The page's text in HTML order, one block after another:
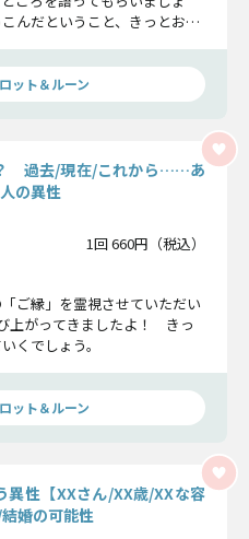
んだということ、きっとおわ
ット＆ルーン
過去/現在/これから……あ
の異性
1回 660円（税込）
ご縁」を霊視させていただい
上がってきましたよ！ きっ
くでしょう。
ット＆ルーン
異性【XXさん/XX歳/XXな容
婚の可能性